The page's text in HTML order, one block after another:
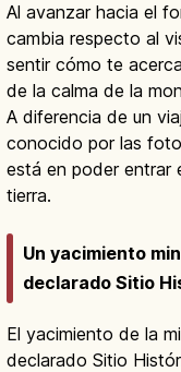
Al avanzar hacia el
cambia respecto al
sentir cómo te
de la calma de la
A diferencia de un
conocido por las
está en poder entrar
tierra.
Un yacimiento
declarado Sitio
El yacimiento de la
declarado Sitio